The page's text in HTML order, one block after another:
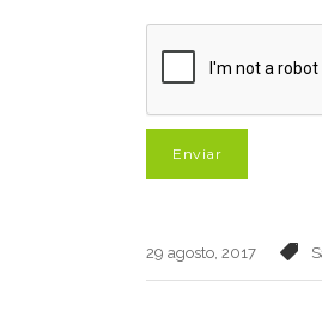
29 agosto, 2017